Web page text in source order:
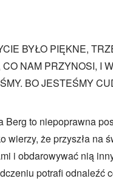
BYŁO PIĘKNE,
CO NAM PRZYNOSI, I
BO JESTEŚMY
Berg to niepoprawna
wierzy, że przyszła na
i obdarowywać nią
potrafi odnaleźć